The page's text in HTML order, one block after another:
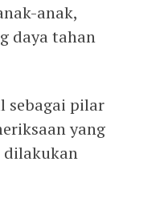
anak,
daya tahan
sebagai pilar
yang
dilakukan